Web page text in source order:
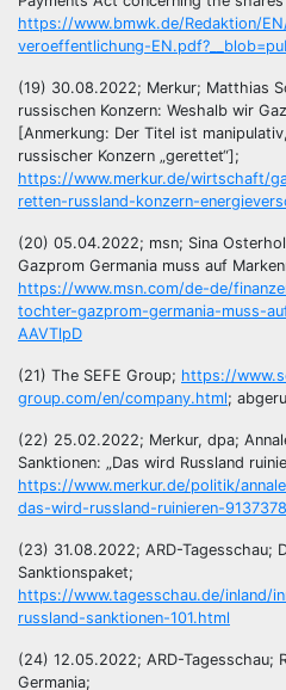
https://www.bmwk.de/Redaktion/
veroeffentlichung-
(19) 30.08.2022; Merkur; Matthias
russischen Konzern: Weshalb wir
[Anmerkung: Der Titel ist
russischer Konzern „gerettet“];
https://www.merkur.de/wirtschaft/
retten-russland-konzern-
(20) 05.04.2022; msn; Sina
Gazprom Germania muss auf
https://www.msn.com/de-de/
tochter-gazprom-germania-muss-
AAVTlpD
(21) The SEFE Group; https://
group.com/en/company.html;
(22) 25.02.2022; Merkur, dpa;
Sanktionen: „Das wird Russland
https://www.merkur.de/politik/
das-wird-russland-ruinieren-
(23) 31.08.2022; ARD-Tagesschau;
Sanktionspaket;
https://www.tagesschau.de/inland/
russland-sanktionen-101.html
(24) 12.05.2022; ARD-Tagesschau;
Germania;